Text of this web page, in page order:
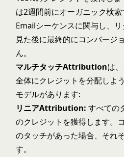
は2週間前にオーガニック検索
Emailシーケンスに関与し、
見た後に最終的にコンバージ
ん。
マルチタッチAttributionは
全体にクレジットを分配しよ
モデルがあります:
リニアAttribution: すべての
のクレジットを獲得します。
のタッチがあった場合、それ
す。